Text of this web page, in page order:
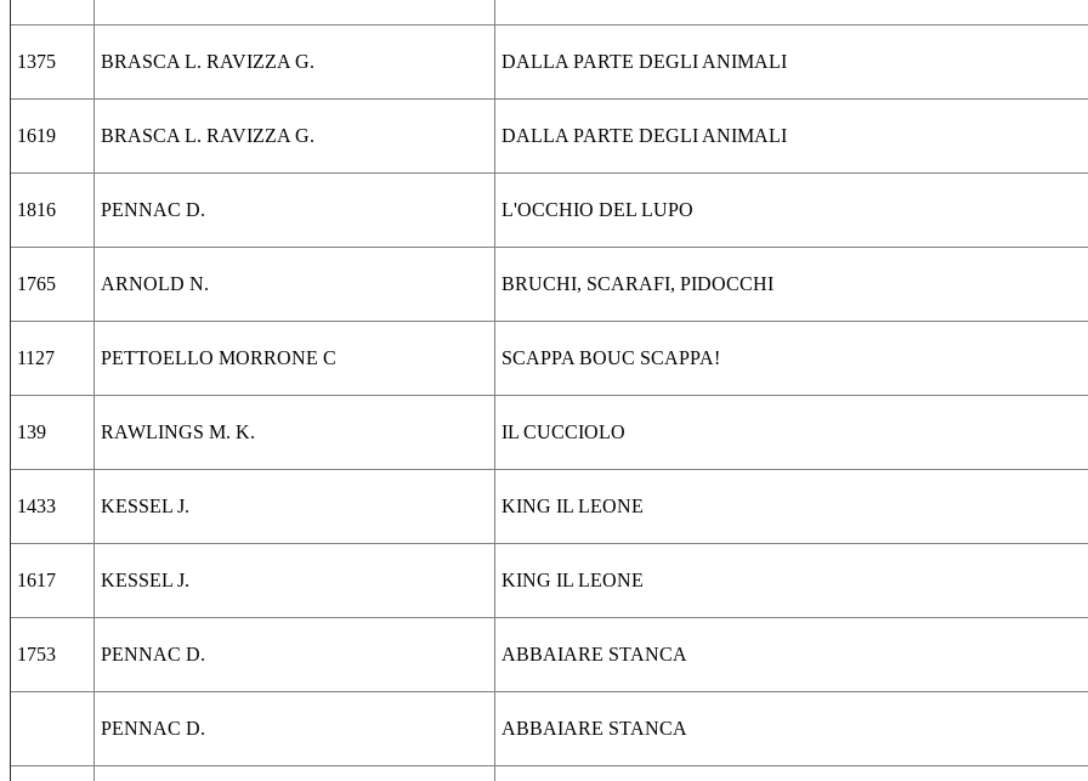
1375 BRASCA L. RAVIZZA G. DALLA PARTE DEGLI ANIMALI
1619 BRASCA L. RAVIZZA G. DALLA PARTE DEGLI ANIMALI
1816 PENNAC D. L'OCCHIO DEL LUPO
1765 ARNOLD N. BRUCHI, SCARAFI, PIDOCCHI
1127 PETTOELLO MORRONE C SCAPPA BOUC SCAPPA!
139 RAWLINGS M. K. IL CUCCIOLO
1433 KESSEL J. KING IL LEONE
1617 KESSEL J. KING IL LEONE
1753 PENNAC D. ABBAIARE STANCA
PENNAC D. ABBAIARE STANCA